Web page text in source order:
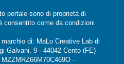
portale sono di proprietà di
consentito come da condizioni
di: MaLo Creative Lab di
Galvani, 9 - 44042 Cento (FE)
-